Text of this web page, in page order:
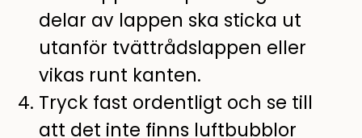
delar av lappen ska sticka ut
utanför tvättrådslappen eller
vikas runt kanten.
Tryck fast ordentligt och se till
att det inte finns luftbubblor